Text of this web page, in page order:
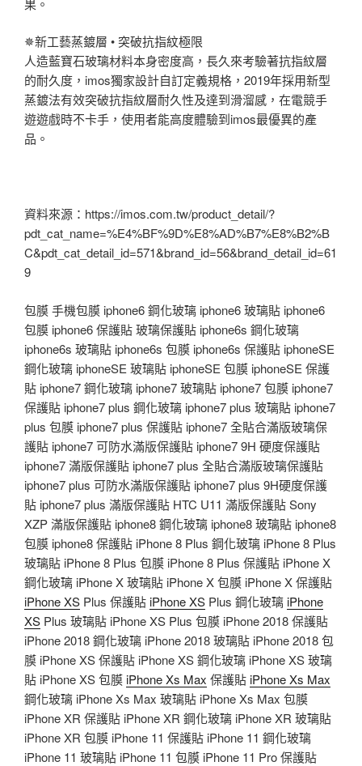
果。
✵新工藝蒸鍍層 • 突破抗指紋極限
人造藍寶石玻璃材料本身密度高，長久來考驗著抗指紋層
的耐久度，imos獨家設計自訂定義規格，2019年採用新型
蒸鍍法有效突破抗指紋層耐久性及達到滑溜感，在電競手
遊遊戲時不卡手，使用者能高度體驗到imos最優異的產
品。
資料來源：https://imos.com.tw/product_detail/?
pdt_cat_name=%E4%BF%9D%E8%AD%B7%E8%B2%B
C&pdt_cat_detail_id=571&brand_id=56&brand_detail_id=61
9
包膜 手機包膜 iphone6 鋼化玻璃 iphone6 玻璃貼 iphone6
包膜 iphone6 保護貼 玻璃保護貼 iphone6s 鋼化玻璃
iphone6s 玻璃貼 iphone6s 包膜 iphone6s 保護貼 iphoneSE
鋼化玻璃 iphoneSE 玻璃貼 iphoneSE 包膜 iphoneSE 保護
貼 iphone7 鋼化玻璃 iphone7 玻璃貼 iphone7 包膜 iphone7
保護貼 iphone7 plus 鋼化玻璃 iphone7 plus 玻璃貼 iphone7
plus 包膜 iphone7 plus 保護貼 iphone7 全貼合滿版玻璃保
護貼 iphone7 可防水滿版保護貼 iphone7 9H 硬度保護貼
iphone7 滿版保護貼 iphone7 plus 全貼合滿版玻璃保護貼
iphone7 plus 可防水滿版保護貼 iphone7 plus 9H硬度保護
貼 iphone7 plus 滿版保護貼 HTC U11 滿版保護貼 Sony
XZP 滿版保護貼 iphone8 鋼化玻璃 iphone8 玻璃貼 iphone8
包膜 iphone8 保護貼 iPhone 8 Plus 鋼化玻璃 iPhone 8 Plus
玻璃貼 iPhone 8 Plus 包膜 iPhone 8 Plus 保護貼 iPhone X
鋼化玻璃 iPhone X 玻璃貼 iPhone X 包膜 iPhone X 保護貼
iPhone XS Plus 保護貼iPhone XS Plus 鋼化玻璃iPhone
XS Plus 玻璃貼 iPhone XS Plus 包膜 iPhone 2018 保護貼
iPhone 2018 鋼化玻璃 iPhone 2018 玻璃貼 iPhone 2018 包
膜 iPhone XS 保護貼 iPhone XS 鋼化玻璃 iPhone XS 玻璃
貼 iPhone XS 包膜iPhone Xs Max 保護貼iPhone Xs Max
鋼化玻璃 iPhone Xs Max 玻璃貼 iPhone Xs Max 包膜
iPhone XR 保護貼 iPhone XR 鋼化玻璃 iPhone XR 玻璃貼
iPhone XR 包膜 iPhone 11 保護貼 iPhone 11 鋼化玻璃
iPhone 11 玻璃貼 iPhone 11 包膜 iPhone 11 Pro 保護貼